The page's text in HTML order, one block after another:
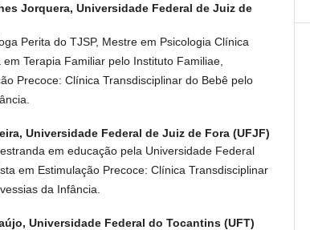
Jorquera, Universidade Federal de Juiz de
Perita do TJSP, Mestre em Psicologia Clínica
em Terapia Familiar pelo Instituto Familiae,
Precoce: Clínica Transdisciplinar do Bebê pelo
Universidade Federal de Juiz de Fora (UFJF)
em educação pela Universidade Federal
em Estimulação Precoce: Clínica Transdisciplinar
da Infância.
Universidade Federal do Tocantins (UFT)